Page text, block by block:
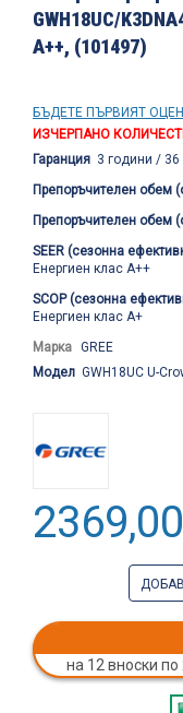
началото
на
галерия
GWH18UC/
A++, (101497)
БЪДЕТЕ ПЪРВИЯТ
ИЗЧЕРПАНО
Гаранция 3 години /
Препоръчителен обем
Препоръчителен обем
SEER (сезонна
Енергиен клас A++
SCOP (сезонна
Енергиен клас A+
Марка GREE
Модел GWH18UC U-
на 12 вноски по